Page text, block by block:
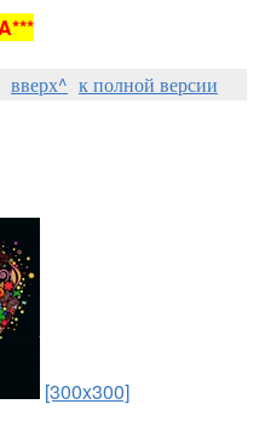
вверх^ к полной версии
[300x300]